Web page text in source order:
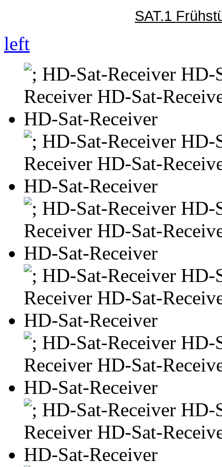
SAT.1
left